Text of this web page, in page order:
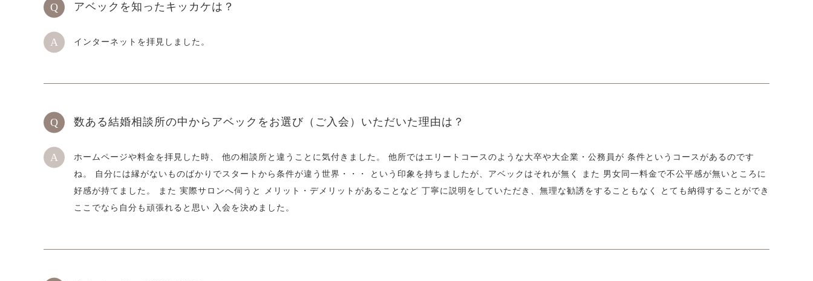
アベックを知ったキッカケは？
インターネットを拝見しました。
数ある結婚相談所の中からアベックをお選び （ご入会）いただいた理由は？
ホームページや料金を拝見した時、 他の相談所と違うことに気付きました。 他所ではエリートコースのような大卒や大企業・公務員が 条件というコースがあるのです
ね。 自分には縁がないものばかりでスタートから条件が違う世界・・・ という印象を持ちましたが、アベックはそれが無く また 男女同一料金で不公平感が無いところに
好感が持てました。 また 実際サロンへ伺うと メリット・デメリットがあることなど 丁寧に説明をしていただき、無理な勧誘をすることもなく とても納得することができ
ここでなら自分も頑張れると思い 入会を決めました。